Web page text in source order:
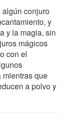
algún conjuro
y
y la magia, sin
mágicos
con el
que
a polvo y